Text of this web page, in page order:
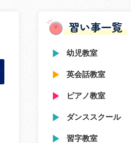
習い事一覧
幼児教室
英会話教室
ピアノ教室
ダンススクール
習字教室